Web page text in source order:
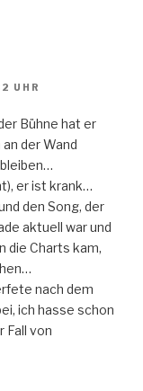
UHR
Bühne hat er
der Wand
er ist krank…
den Song, der
aktuell war und
die Charts kam,
nach dem
ich hasse schon
Fall von